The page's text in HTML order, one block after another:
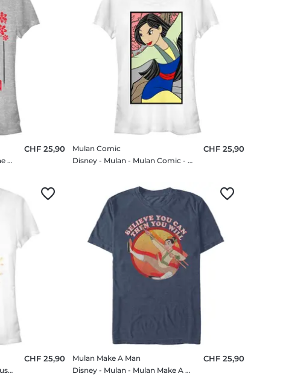
Disney - Mulan - Mulan Ink Line - Femme T-shirt
CHF 25,90
Mulan Comic
Disney - Mulan - Mulan Comic - Femme T-shirt
CHF 25,90
Disney - Mulan - Mulan and Mushu - Femme T-shirt
CHF 25,90
Mulan Make A Man
Disney - Mulan - Mulan Make A Man - Homme T-shirt
CHF 25,90